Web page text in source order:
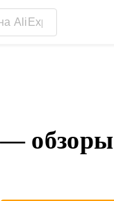
—